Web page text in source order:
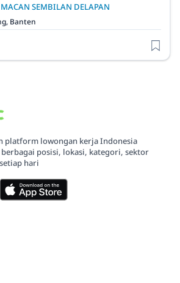
SEMBILAN DELAPAN
Banten
platform lowongan kerja Indonesia
posisi, lokasi, kategori, sektor
hari